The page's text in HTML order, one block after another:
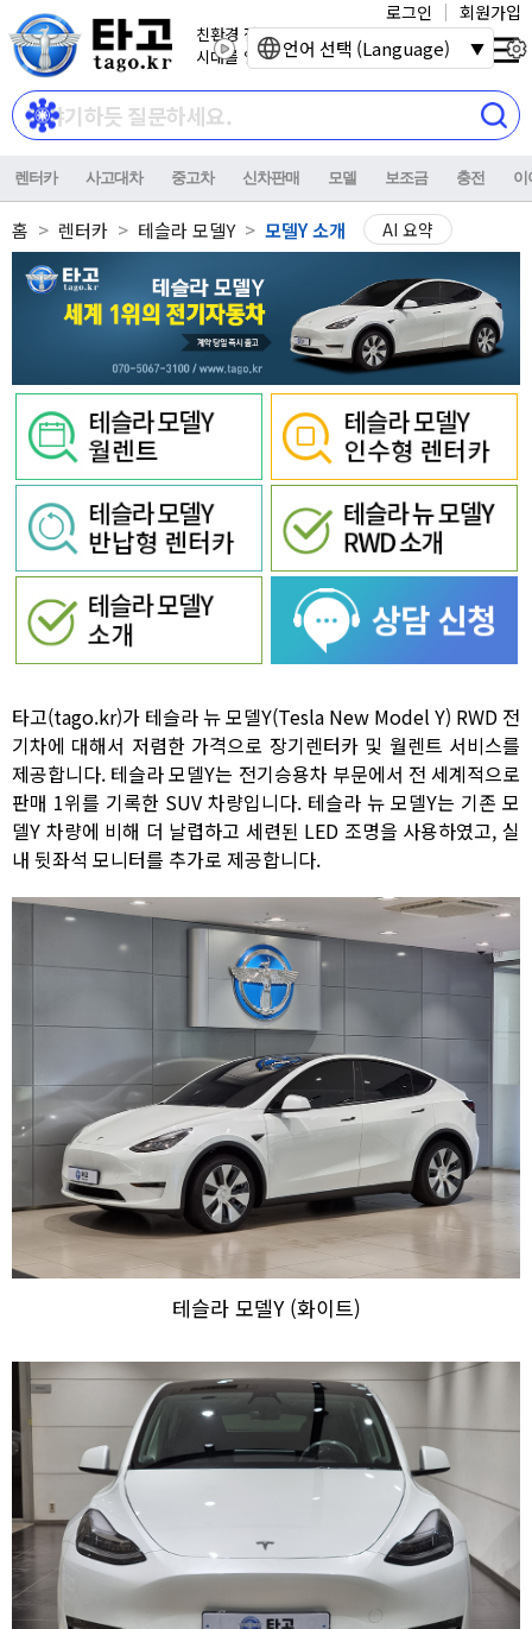
친환경 전기자동차
시대를 열어갑니다.
로그인 회원가입
렌터카 사고대차 중고차 신차판매 모델 보조금 충전 이
홈 렌터카 테슬라 모델Y 모델Y 소개 AI 요약
타고(tago.kr)가 테슬라 뉴 모델Y(Tesla New Model Y) RWD 전
기차에 대해서 저렴한 가격으로 장기렌터카 및 월렌트 서비스를
제공합니다. 테슬라 모델Y는 전기승용차 부문에서 전 세계적으로
판매 1위를 기록한 SUV 차량입니다. 테슬라 뉴 모델Y는 기존 모
델Y 차량에 비해 더 날렵하고 세련된 LED 조명을 사용하였고, 실
내 뒷좌석 모니터를 추가로 제공합니다.
테슬라 모델Y (화이트)
언어 선택 (Language)